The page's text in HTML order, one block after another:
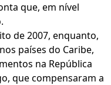
que, em nível
de 2007, enquanto,
países do Caribe,
na República
que compensaram a